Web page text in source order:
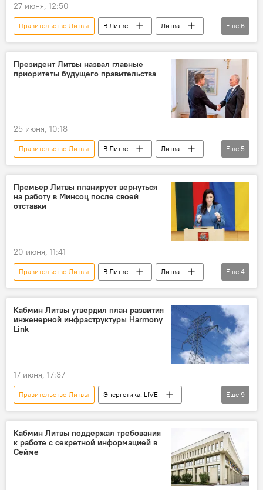
27 июня, 12:50
Правительство Литвы В Литве
Литва
Гитанас Науседа
Перемены в правящей коалиции
Политика
Миндаугас Синкявичюс
премьер-министр
Еще 6
Президент Литвы назвал главные
приоритеты будущего правительства
25 июня, 10:18
Правительство Литвы В Литве
Литва
Гитанас Науседа
Политика
Миндаугас Синкявичюс
Перемены в правящей коалиции
кабмин
Еще 5
Премьер Литвы планирует вернуться
на работу в Минсоц после своей
отставки
20 июня, 11:41
Правительство Литвы В Литве
Литва
Перемены в правящей коалиции
Инга Ругинене
Социал-демократическая партия Литвы (СДПЛ)
Еще 4
Кабмин Литвы утвердил план развития
инженерной инфраструктуры Harmony
Link
17 июня, 17:37
Правительство Литвы
Энергетика. LIVE
энергетика
Литва
Польша
В Литве
линия электропередач
электроэнергия
Еще 9
Кабмин Литвы поддержал требования
к работе с секретной информацией в
Сейме